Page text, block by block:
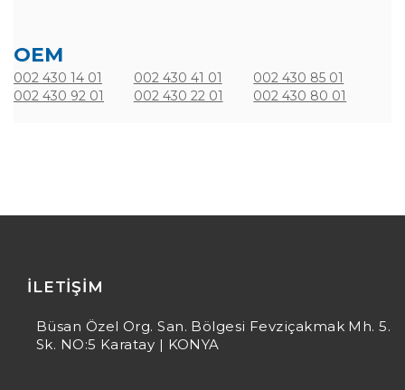
OEM
002 430 14 01 002 430 41 01
002 430 85 01
002 430 92 01
002 430 22 01 002 430 80 01
İLETIŞIM
Büsan Özel Org. San. Bölgesi Fevziçakmak Mh. 5.
Sk. NO:5 Karatay | KONYA